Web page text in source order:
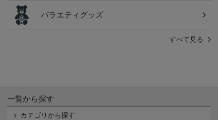
バラエティグッズ
すべて見る
一覧から探す
カテゴリから探す